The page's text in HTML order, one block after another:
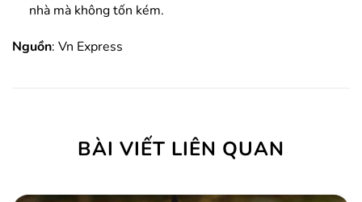
nhà mà không tốn kém.
Nguồn: Vn Express
BÀI VIẾT LIÊN QUAN